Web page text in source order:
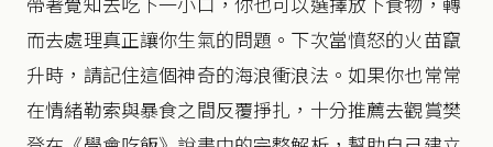
而去處理真正讓你生氣的問題。下次當憤怒的火苗竄
升時，請記住這個神奇的海浪衝浪法。如果你也常常
在情緒勒索與暴食之間反覆掙扎，十分推薦去觀賞樊